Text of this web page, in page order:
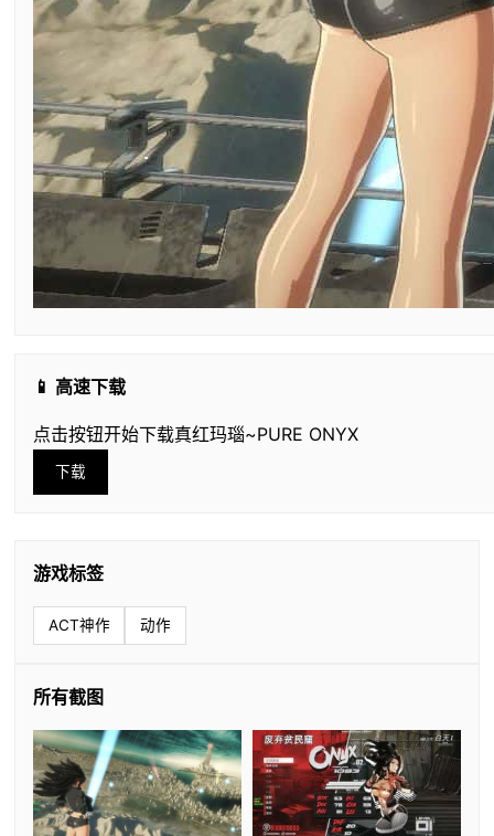
📱 高速下载
点击按钮开始下载真红玛瑙~PURE ONYX
下载
游戏标签
ACT神作 动作
所有截图